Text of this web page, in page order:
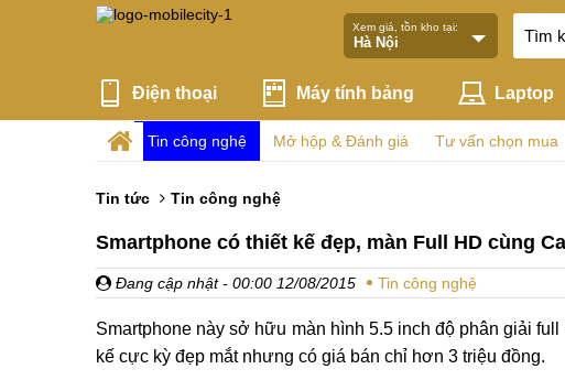
Xem giá, tồn kho tại:
Điện thoại Máy tính bảng Laptop
Tin công nghệ Mở hộp & Đánh giá Tư vấn chọn mua
Tin tức Tin công nghệ
Smartphone có thiết kế đẹp, màn Full HD cùng
Đang cập nhật - 00:00 12/08/2015 Tin công nghệ
Smartphone này sở hữu màn hình 5.5 inch độ phân giải
kế cực kỳ đẹp mắt nhưng có giá bán chỉ hơn 3 triệu đồng.